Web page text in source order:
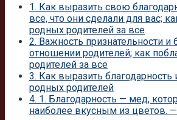
1. Как выразить свою
все, что они сделали для вас;
родных родителей за все
2. Важность признательности и
отношении родителей; как
родителей за все
3. Как выразить благодарность
родных родителей
4. 1. Благодарность — мед,
наиболее вкусным из цветов.